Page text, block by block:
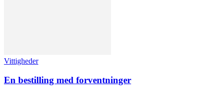
Vittigheder
En bestilling med forventninger